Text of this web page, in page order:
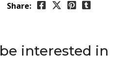
Share:
interested in